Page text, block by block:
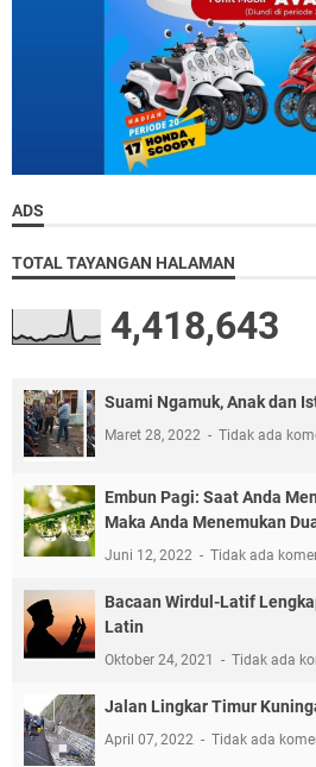
ADS
TOTAL TAYANGAN HALAMAN
4,418,643
Suami Ngamuk, Anak dan
Maret 28, 2022 Tidak ada
Embun Pagi: Saat Anda
Maka Anda Menemukan
Juni 12, 2022 Tidak ada
Bacaan Wirdul-Latif
Latin
Oktober 24, 2021 Tidak ada
Jalan Lingkar Timur
April 07, 2022 Tidak ada